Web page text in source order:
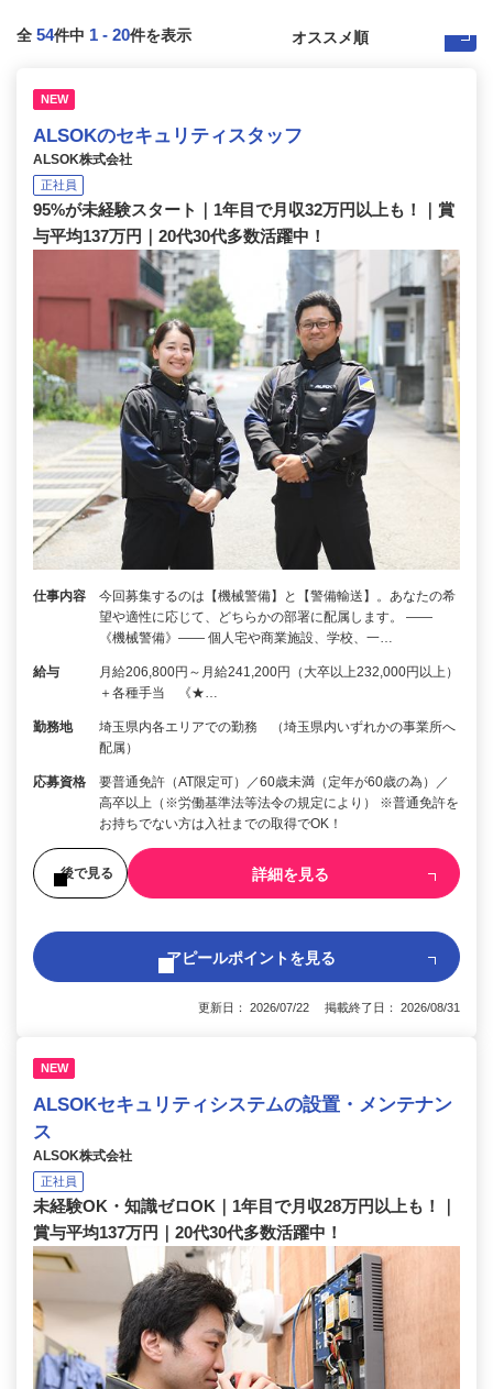
全 54件中 1 - 20件を表示
NEW
ALSOKのセキュリティスタッフ
ALSOK株式会社
正社員
95%が未経験スタート｜1年目で月収32万円以上も！｜賞
与平均137万円｜20代30代多数活躍中！
仕事内容
今回募集するのは【機械警備】と【警備輸送】。あなたの希
望や適性に応じて、どちらかの部署に配属します。 ――
《機械警備》―― 個人宅や商業施設、学校、一…
給与
月給206,800円～月給241,200円（大卒以上232,000円以上）
＋各種手当 《★…
勤務地
埼玉県内各エリアでの勤務 （埼玉県内いずれかの事業所へ
配属）
応募資格
要普通免許（AT限定可）／60歳未満（定年が60歳の為）／
高卒以上（※労働基準法等法令の規定により） ※普通免許を
お持ちでない方は入社までの取得でOK！
後で見る 詳細を見る
アピールポイントを見る
更新日： 2026/07/22 掲載終了日： 2026/08/31
NEW
ALSOKセキュリティシステムの設置・メンテナン
ス
ALSOK株式会社
正社員
未経験OK・知識ゼロOK｜1年目で月収28万円以上も！｜
賞与平均137万円｜20代30代多数活躍中！